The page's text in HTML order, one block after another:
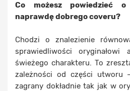
Co możesz powiedzieć
naprawdę dobrego coveru?
Chodzi o znalezienie
sprawiedliwości
świeżego charakteru. To
zależności od części utworu
zagrany dokładnie tak jak w